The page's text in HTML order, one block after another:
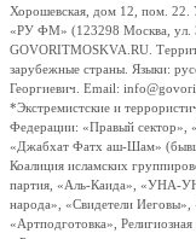
Хорошевская, дом 12, пом. 22.
«РУ ФМ» (123298 Москва, ул.
GOVORITMOSKVA.RU.
зарубежные страны. Языки:
Георгиевич. Email:
*Экстремистские и
Федерации: «Правый сектор»,
«Джабхат Фатх аш-Шам»
Коалиция исламских
партия, «Аль-Каида», «УНА-
народа», «Свидетели
«Артподготовка»,